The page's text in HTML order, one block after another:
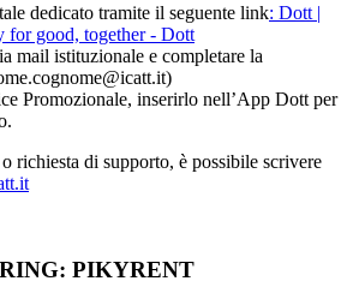
dedicato tramite il seguente link: Dott |
for good, together - Dott
mail istituzionale e completare la
Promozionale, inserirlo nell’App Dott per
richiesta di supporto, è possibile scrivere
PIKYRENT